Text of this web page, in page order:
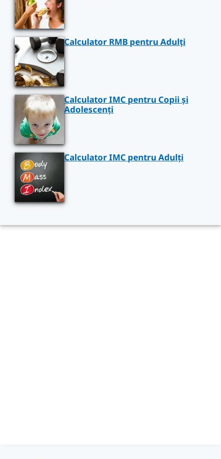
Calculator RMB pentru Adulți
Calculator IMC pentru Copii și
Adolescenți
Calculator IMC pentru Adulți